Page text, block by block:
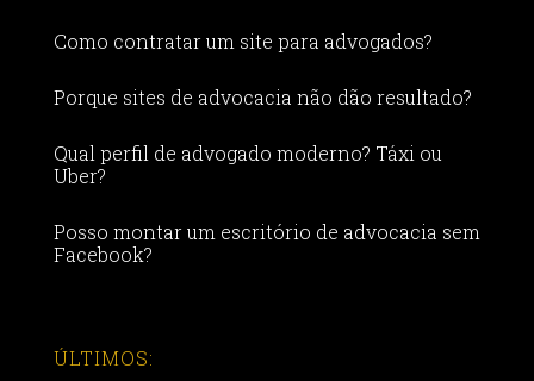
Como contratar um site para advogados?
Porque sites de advocacia não dão resultado?
Qual perfil de advogado moderno? Táxi ou
Uber?
Posso montar um escritório de advocacia sem
Facebook?
ÚLTIMOS: